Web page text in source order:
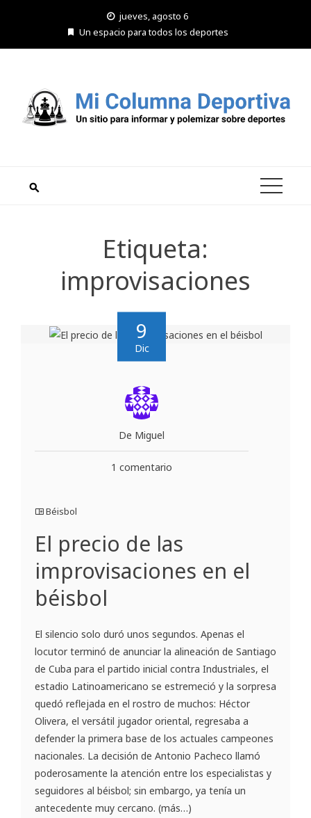
jueves, agosto 6
Un espacio para todos los deportes
Etiqueta:
improvisaciones
9
Dic
De Miguel
1 comentario
Béisbol
El precio de las
improvisaciones en el
béisbol
El silencio solo duró unos segundos. Apenas el
locutor terminó de anunciar la alineación de Santiago
de Cuba para el partido inicial contra Industriales, el
estadio Latinoamericano se estremeció y la sorpresa
quedó reflejada en el rostro de muchos: Héctor
Olivera, el versátil jugador oriental, regresaba a
defender la primera base de los actuales campeones
nacionales. La decisión de Antonio Pacheco llamó
poderosamente la atención entre los especialistas y
seguidores al béisbol; sin embargo, ya tenía un
antecedente muy cercano. (más…)